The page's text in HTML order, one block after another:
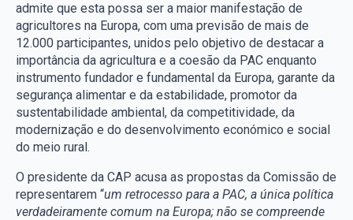
admite que esta possa ser a maior manifestação de
agricultores na Europa, com uma previsão de mais de
12.000 participantes, unidos pelo objetivo de destacar a
importância da agricultura e a coesão da PAC enquanto
instrumento fundador e fundamental da Europa, garante da
segurança alimentar e da estabilidade, promotor da
sustentabilidade ambiental, da competitividade, da
modernização e do desenvolvimento económico e social
do meio rural.
O presidente da CAP acusa as propostas da Comissão de
representarem “um retrocesso para a PAC, a única política
verdadeiramente comum na Europa; não se compreende